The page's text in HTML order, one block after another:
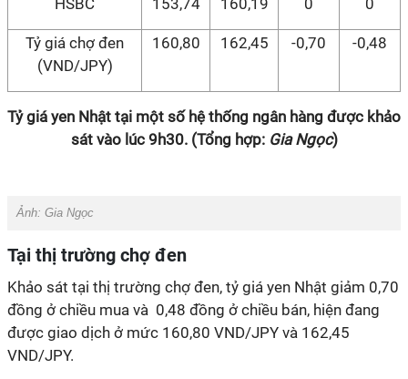
HSBC 153,74 160,19 0 0
Tỷ giá chợ đen
(VND/JPY)
160,80 162,45 -0,70 -0,48
Tỷ giá yen Nhật tại một số hệ thống ngân hàng được khảo
sát vào lúc 9h30. (Tổng hợp: Gia Ngọc)
Ảnh: Gia Ngọc
Tại thị trường chợ đen
Khảo sát tại thị trường chợ đen, tỷ giá yen Nhật giảm 0,70
đồng ở chiều mua và 0,48 đồng ở chiều bán, hiện đang
được giao dịch ở mức 160,80 VND/JPY và 162,45
VND/JPY.